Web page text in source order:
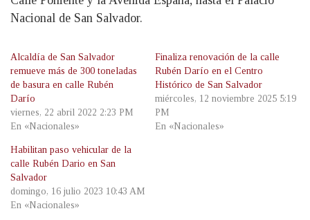
Nacional de San Salvador.
Alcaldía de San Salvador
remueve más de 300 toneladas
de basura en calle Rubén
Darío
viernes, 22 abril 2022 2:23 PM
En «Nacionales»
Finaliza renovación de la calle
Rubén Darío en el Centro
Histórico de San Salvador
miércoles, 12 noviembre 2025 5:19
PM
En «Nacionales»
Habilitan paso vehicular de la
calle Rubén Dario en San
Salvador
domingo, 16 julio 2023 10:43 AM
En «Nacionales»